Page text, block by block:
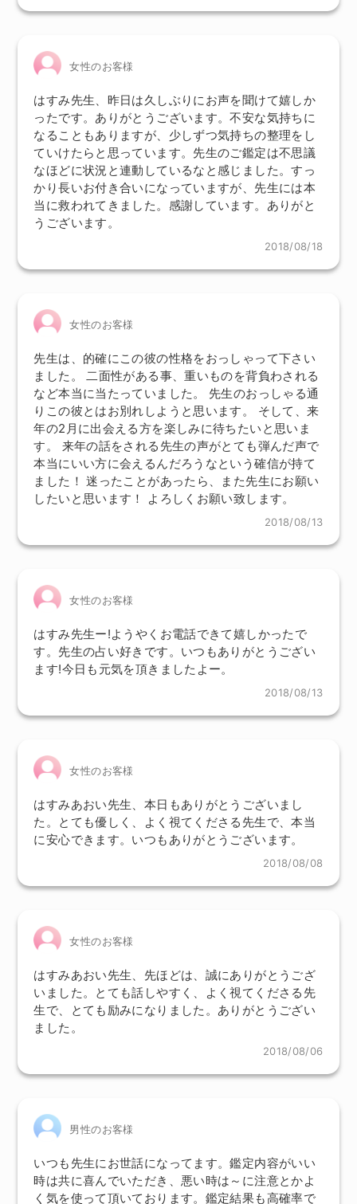
女性のお客様
はすみ先生、昨日は久しぶりにお声を聞けて嬉しか
ったです。ありがとうございます。不安な気持ちに
なることもありますが、少しずつ気持ちの整理をし
ていけたらと思っています。先生のご鑑定は不思議
なほどに状況と連動しているなと感じました。すっ
かり長いお付き合いになっていますが、先生には本
当に救われてきました。感謝しています。ありがと
うございます。
2018/08/18
女性のお客様
先生は、的確にこの彼の性格をおっしゃって下さい
ました。 二面性がある事、重いものを背負わされる
など本当に当たっていました。 先生のおっしゃる通
りこの彼とはお別れしようと思います。 そして、来
年の2月に出会える方を楽しみに待ちたいと思いま
す。 来年の話をされる先生の声がとても弾んだ声で
本当にいい方に会えるんだろうなという確信が持て
ました！ 迷ったことがあったら、また先生にお願い
したいと思います！ よろしくお願い致します。
2018/08/13
女性のお客様
はすみ先生ー!ようやくお電話できて嬉しかったで
す。先生の占い好きです。いつもありがとうござい
ます!今日も元気を頂きましたよー。
2018/08/13
女性のお客様
はすみあおい先生、本日もありがとうございまし
た。とても優しく、よく視てくださる先生で、本当
に安心できます。いつもありがとうございます。
2018/08/08
女性のお客様
はすみあおい先生、先ほどは、誠にありがとうござ
いました。とても話しやすく、よく視てくださる先
生で、とても励みになりました。ありがとうござい
ました。
2018/08/06
男性のお客様
いつも先生にお世話になってます。鑑定内容がいい
時は共に喜んでいただき、悪い時は～に注意とかよ
く気を使って頂いております。鑑定結果も高確率で